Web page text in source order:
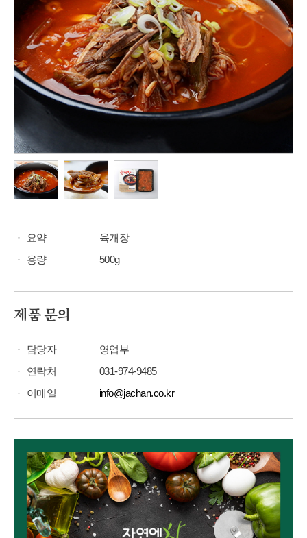
요약
육개장
용량
500g
제품 문의
담당자
영업부
연락처
031-974-9485
이메일
info@jachan.co.kr